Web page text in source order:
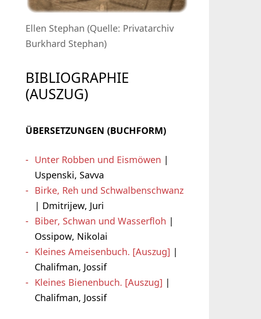
Ellen Stephan (Quelle: Privatarchiv
Burkhard Stephan)
BIBLIOGRAPHIE
(AUSZUG)
ÜBERSETZUNGEN (BUCHFORM)
Unter Robben und Eismöwen |
Uspenski, Savva
Birke, Reh und Schwalbenschwanz
| Dmitrijew, Juri
Biber, Schwan und Wasserfloh |
Ossipow, Nikolai
Kleines Ameisenbuch. [Auszug] |
Chalifman, Jossif
Kleines Bienenbuch. [Auszug] |
Chalifman, Jossif